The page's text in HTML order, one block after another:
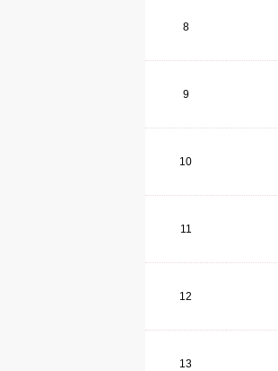
8
9
10
11
12
13